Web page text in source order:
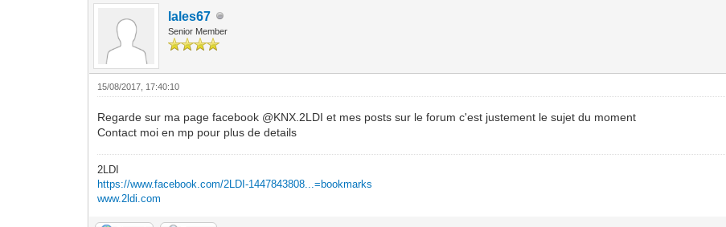
lales67
Senior Member
15/08/2017, 17:40:10
Regarde sur ma page facebook @KNX.2LDI et mes posts sur le forum c'est justement le sujet du moment
Contact moi en mp pour plus de details
2LDI
https://www.facebook.com/2LDI-1447843808...=bookmarks
www.2ldi.com